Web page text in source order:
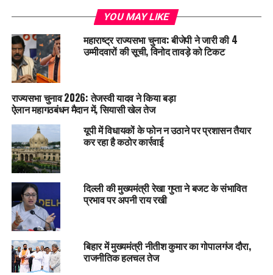
YOU MAY LIKE
महाराष्ट्र राज्यसभा चुनाव: बीजेपी ने जारी की 4
उम्मीदवारों की सूची, विनोद तावड़े को टिकट
राज्यसभा चुनाव 2026: तेजस्वी यादव ने किया बड़ा
ऐलान महागठबंधन मैदान में, सियासी खेल तेज
यूपी में विधायकों के फोन न उठाने पर प्रशासन तैयार
कर रहा है कठोर कार्रवाई
दिल्ली की मुख्यमंत्री रेखा गुप्ता ने बजट के संभावित
प्रभाव पर अपनी राय रखी
बिहार में मुख्यमंत्री नीतीश कुमार का गोपालगंज दौरा,
राजनीतिक हलचल तेज